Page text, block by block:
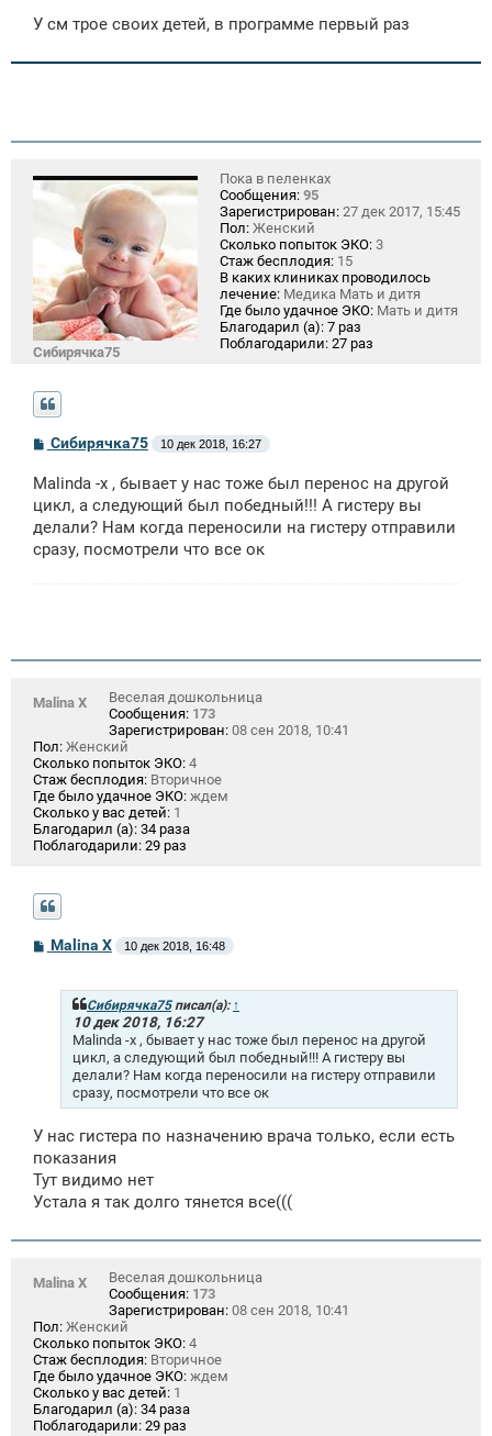
У см трое своих детей, в программе первый раз
Сибирячка75
Пока в пеленках
Сообщения: 95
Зарегистрирован: 27 дек 2017, 15:45
Пол: Женский
Сколько попыток ЭКО: 3
Стаж бесплодия: 15
В каких клиниках проводилось
лечение: Медика Мать и дитя
Где было удачное ЭКО: Мать и дитя
Благодарил (а): 7 раз
Поблагодарили: 27 раз
С
б
щ
н
и
Сибирячка75 10 дек 2018, 16:27
Malinda -x , бывает у нас тоже был перенос на другой
цикл, а следующий был победный!!! А гистеру вы
делали? Нам когда переносили на гистеру отправили
сразу, посмотрели что все ок
Malina X
Веселая дошкольница
Сообщения: 173
Зарегистрирован: 08 сен 2018, 10:41
Пол: Женский
Сколько попыток ЭКО: 4
Стаж бесплодия: Вторичное
Где было удачное ЭКО: ждем
Сколько у вас детей: 1
Благодарил (а): 34 раза
Поблагодарили: 29 раз
С
о
Malina X 10 дек 2018, 16:48
Сибирячка75писал(а): ↑
10 дек 2018, 16:27
Malinda -x , бывает у нас тоже был перенос на другой
цикл, а следующий был победный!!! А гистеру вы
делали? Нам когда переносили на гистеру отправили
сразу, посмотрели что все ок
У нас гистера по назначению врача только, если есть
показания
Тут видимо нет
Устала я так долго тянется все(((
Malina X
Веселая дошкольница
Сообщения: 173
Зарегистрирован: 08 сен 2018, 10:41
Пол: Женский
Сколько попыток ЭКО: 4
Стаж бесплодия: Вторичное
Где было удачное ЭКО: ждем
Сколько у вас детей: 1
Благодарил (а): 34 раза
Поблагодарили: 29 раз